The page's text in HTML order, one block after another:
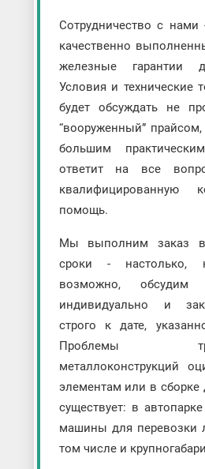
Сотрудничество с нами
качественно
железные гарантии
Условия и технические
будет обсуждать не
“вооруженный”
большим
ответит на все
квалифицированную
помощь.
Мы выполним заказ
сроки - настолько,
возможно,
индивидуально и
строго к дате,
Проблемы
металлоконструкций
элементам или в сборке
существует: в
машины для перевозки
том числе и